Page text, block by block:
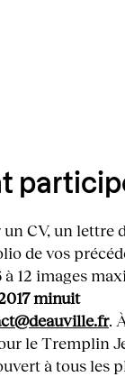
un CV, un lettre
de vos
à 12 images
minuit
.
le Tremplin
à tous les